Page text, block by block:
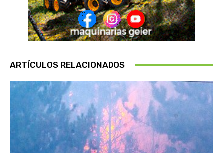
ARTÍCULOS RELACIONADOS